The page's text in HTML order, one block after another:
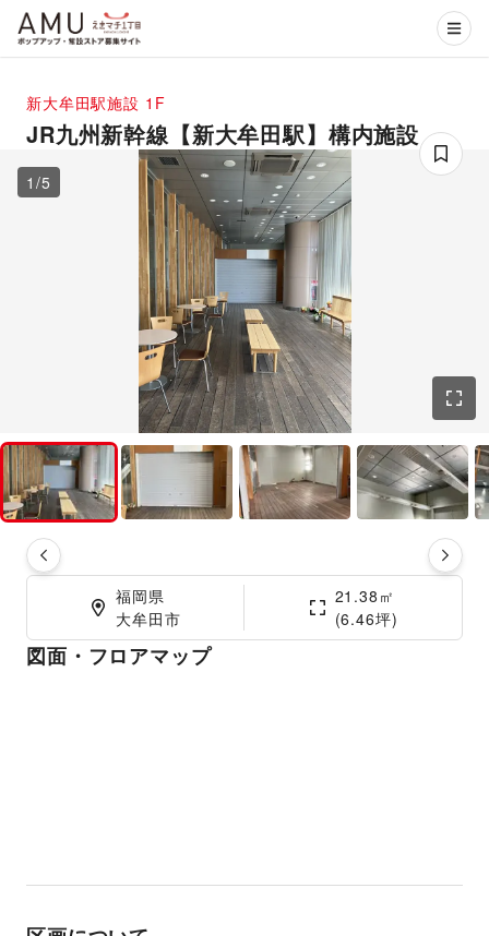
新大牟田駅施設 1F
JR九州新幹線【新大牟田駅】構内施設
1 /5
福岡県
大牟田市
21.38㎡
(6.46坪)
図面・フロアマップ